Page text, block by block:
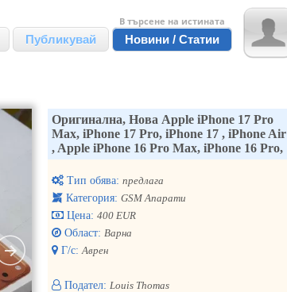
Публикувай
В търсене на истината
Новини / Статии
Оригинална, Нова Apple iPhone 17 Pro
Max, iPhone 17 Pro, iPhone 17 , iPhone Air
, Apple iPhone 16 Pro Max, iPhone 16 Pro,
Тип обява: предлага
Категория: GSM Апарати
Цена: 400 EUR
Област: Варна
Г/с: Аврен
Подател: Louis Thomas